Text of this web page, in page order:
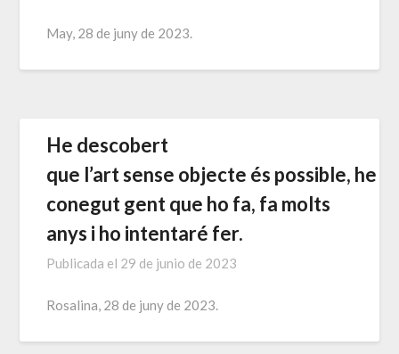
May, 28 de juny de 2023.
He descobert
que l’art sense objecte és possible, he
conegut gent que ho fa, fa molts
anys i ho intentaré fer.
Publicada el 29 de junio de 2023
Rosalina, 28 de juny de 2023.